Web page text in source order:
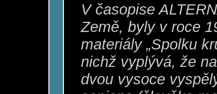
V časopise
Země, byly v roce
materiály „Spolku
nichž vyplývá, že
dvou vysoce